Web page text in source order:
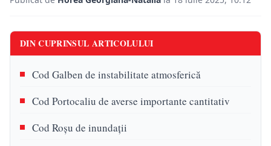
DIN CUPRINSUL ARTICOLULUI
Cod Galben de instabilitate atmosferică
Cod Portocaliu de averse importante cantitativ
Cod Roșu de inundații